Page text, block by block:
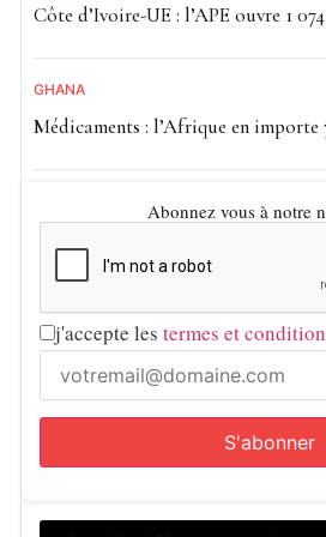
région est régulièrement
groupes armés profitant de
conflit soudanais, déclenché en
Cette nouvelle attaque illustre la
où les violences transfrontalières
compliquer les efforts de
nationales et la MINUSCA.
Côte d’Ivoire-UE : l’APE ouvre 1
GHANA
Médicaments : l’Afrique en importe
Abonnez vous à notre
j'accepte les termes et